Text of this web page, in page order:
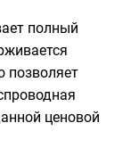
полный
позволяет
ценовой